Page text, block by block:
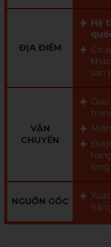
ĐỊA ĐIỂM
Hệ
Cơ
sản
VẬN
CHUYỂN
lòng
NGUỒN GỐC